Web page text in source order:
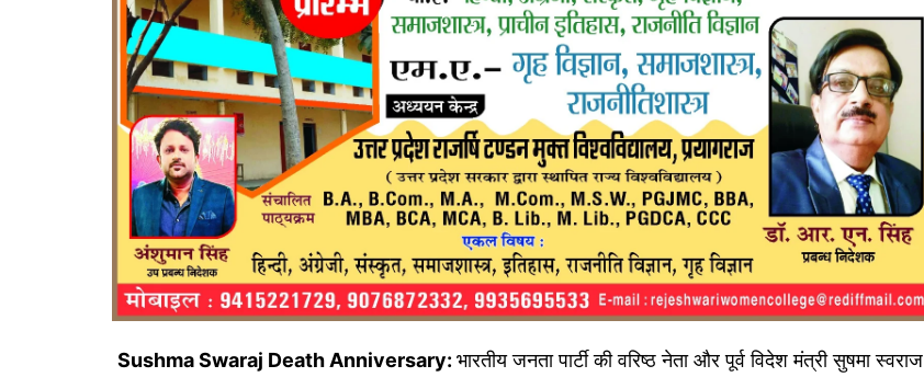
Sushma Swaraj Death Anniversary: भारतीय जनता पार्टी की वरिष्ठ नेता और पूर्व विदेश मंत्री सुषमा स्वराज